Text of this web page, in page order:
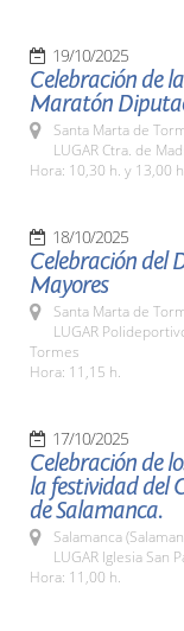
19/10/2025
Celebración de
Maratón
Santa Marta de
LUGAR Ctra. de
Hora: 10,30 h. y 13,00
18/10/2025
Celebración del
Mayores
Santa Marta de
LUGAR
Tormes
Hora: 11,15 h.
17/10/2025
Celebración de
la festividad del
de Salamanca.
Salamanca
LUGAR Iglesia San
Hora: 11,00 h.